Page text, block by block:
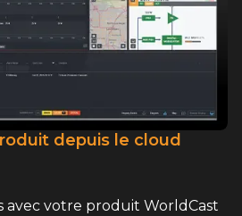
depuis le cloud
avec votre produit WorldCast